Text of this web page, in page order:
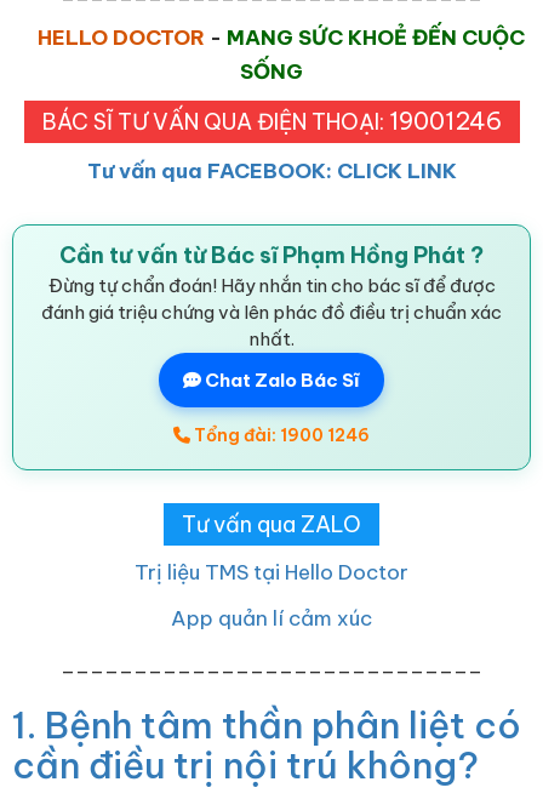
HELLO DOCTOR - MANG SỨC KHOẺ ĐẾN CUỘC
SỐNG
BÁC SĨ TƯ VẤN QUA ĐIỆN THOẠI: 19001246
Tư vấn qua FACEBOOK: CLICK LINK
Cần tư vấn từ Bác sĩ Phạm Hồng Phát ?
Đừng tự chẩn đoán! Hãy nhắn tin cho bác sĩ để được
đánh giá triệu chứng và lên phác đồ điều trị chuẩn xác
nhất.
Chat Zalo Bác Sĩ
Tổng đài: 1900 1246
Tư vấn qua ZALO
Trị liệu TMS tại Hello Doctor
App quản lí cảm xúc
1. Bệnh tâm thần phân liệt có
cần điều trị nội trú không?